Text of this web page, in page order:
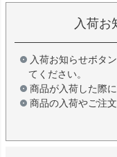
入荷お
入荷お知らせボタ
てください。
商品が入荷した際
商品の入荷やご注